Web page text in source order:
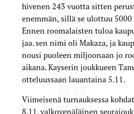
hivenen 243 vuotta sitten
enemmän, sillä se ulottuu 5000
Ennen roomalaisten tuloa
jaa. sen nimi oli Makaza, ja
nousi puoleen miljoonaan jo
aikana. Kayserin joukkueen
otteluussaan lauantaina 5.11.
Viimeisenä turnauksessa
8.11. valkovenäläinen